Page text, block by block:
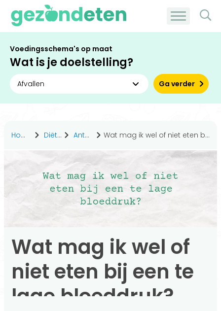
Voedingsschema's op maat
Wat is je doelstelling?
Ga verder
Home Diëten Antwoorden Wat mag ik wel of niet eten bij een te lage bloeddruk?
Wat mag ik wel of
niet eten bij een te
lage bloeddruk?